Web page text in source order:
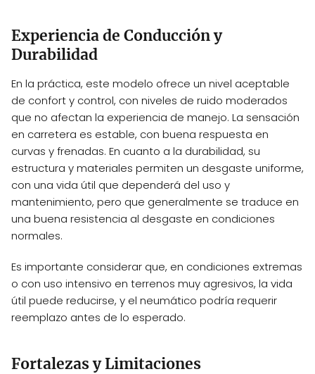
Experiencia de Conducción y
Durabilidad
En la práctica, este modelo ofrece un nivel aceptable
de confort y control, con niveles de ruido moderados
que no afectan la experiencia de manejo. La sensación
en carretera es estable, con buena respuesta en
curvas y frenadas. En cuanto a la durabilidad, su
estructura y materiales permiten un desgaste uniforme,
con una vida útil que dependerá del uso y
mantenimiento, pero que generalmente se traduce en
una buena resistencia al desgaste en condiciones
normales.
Es importante considerar que, en condiciones extremas
o con uso intensivo en terrenos muy agresivos, la vida
útil puede reducirse, y el neumático podría requerir
reemplazo antes de lo esperado.
Fortalezas y Limitaciones